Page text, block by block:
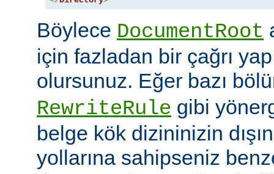
Böylece DocumentRoot
için fazladan bir çağrı
olursunuz. Eğer bazı
RewriteRule gibi
belge kök dizininizin
yollarına sahipseniz